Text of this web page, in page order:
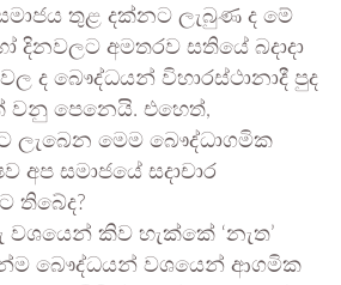
තුළ දක්නට ලැබුණ ද මේ
අමතරව සතියේ බදාදා
ද බෞද්ධයන් විහාරස්ථානාදී පුද
වනු පෙනෙයි. එහෙත්,
ලැබෙන මෙම බෞද්ධාගමික
අප සමාජයේ සදාචාර
තිබේද?
කිව හැක්කේ ‘නැත’
බෞද්ධයන් වශයෙන් ආගමික